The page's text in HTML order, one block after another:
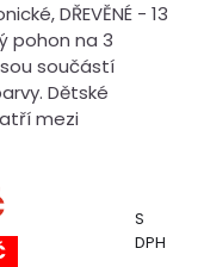
DŘEVĚNÉ - 13
pohon na 3
součástí
Dětské
mezi
S
DPH